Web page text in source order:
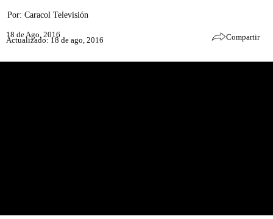
Por: Caracol Televisión
18 de Ago, 2016
Actualizado: 18 de ago, 2016 Compartir